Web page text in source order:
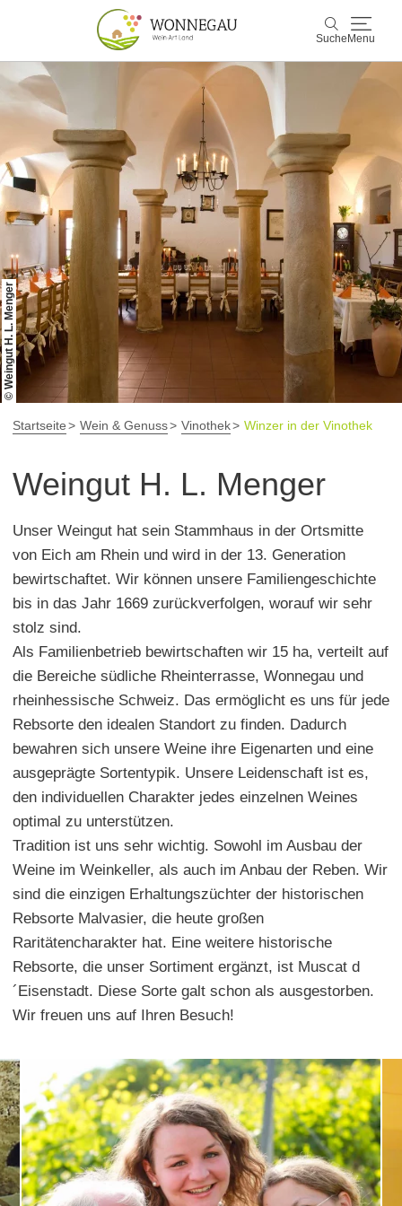
Suche Menu
Wonnegau
Entdecken & Erleben
Wein & Genuss
Kultur & Events
Buchen & Service
© Weingut H. L. Menger
Startseite Wein & Genuss Vinothek Winzer in der Vinothek
Weingut H. L. Menger
Unser Weingut hat sein Stammhaus in der Ortsmitte
von Eich am Rhein und wird in der 13. Generation
bewirtschaftet. Wir können unsere Familiengeschichte
bis in das Jahr 1669 zurückverfolgen, worauf wir sehr
stolz sind.
Als Familienbetrieb bewirtschaften wir 15 ha, verteilt auf
die Bereiche südliche Rheinterrasse, Wonnegau und
rheinhessische Schweiz. Das ermöglicht es uns für jede
Rebsorte den idealen Standort zu finden. Dadurch
bewahren sich unsere Weine ihre Eigenarten und eine
ausgeprägte Sortentypik. Unsere Leidenschaft ist es,
den individuellen Charakter jedes einzelnen Weines
optimal zu unterstützen.
Tradition ist uns sehr wichtig. Sowohl im Ausbau der
Weine im Weinkeller, als auch im Anbau der Reben. Wir
sind die einzigen Erhaltungszüchter der historischen
Rebsorte Malvasier, die heute großen
Raritätencharakter hat. Eine weitere historische
Rebsorte, die unser Sortiment ergänzt, ist Muscat d
´Eisenstadt. Diese Sorte galt schon als ausgestorben.
Wir freuen uns auf Ihren Besuch!